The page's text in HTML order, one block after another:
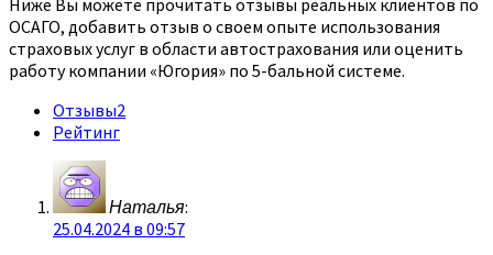
ОСАГО, добавить отзыв о своем опыте использования
страховых услуг в области автострахования или оценить
работу компании «Югория» по 5-бальной системе.
Отзывы2
Рейтинг
Наталья:
25.04.2024 в 09:57